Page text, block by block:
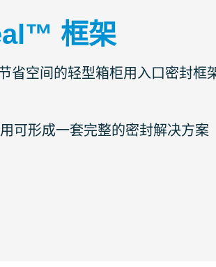
框架
省空间的轻型箱柜用入口密封框
可形成一套完整的密封解决方案